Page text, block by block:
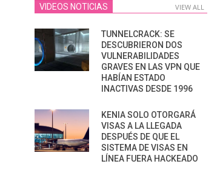
VIDEOS NOTICIAS VIEW ALL
TUNNELCRACK: SE
DESCUBRIERON DOS
VULNERABILIDADES
GRAVES EN LAS VPN QUE
HABÍAN ESTADO
INACTIVAS DESDE 1996
KENIA SOLO OTORGARÁ
VISAS A LA LLEGADA
DESPUÉS DE QUE EL
SISTEMA DE VISAS EN
LÍNEA FUERA HACKEADO